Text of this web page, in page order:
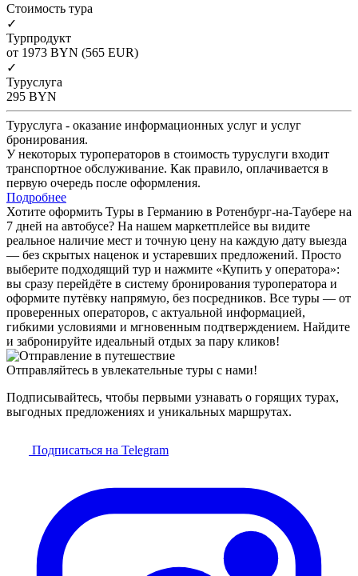
Cтоимость тура
✓
Турпродукт
от 1973 BYN (565 EUR)
✓
Туруслуга
295 BYN
Туруслуга - оказание информационных услуг и услуг
бронирования.
У некоторых туроператоров в стоимость туруслуги входит
транспортное обслуживание. Как правило, оплачивается в
первую очередь после оформления.
Подробнее
Хотите оформить Туры в Германию в Ротенбург-на-Таубере на
7 дней на автобусе? На нашем маркетплейсе вы видите
реальное наличие мест и точную цену на каждую дату выезда
— без скрытых наценок и устаревших предложений. Просто
выберите подходящий тур и нажмите «Купить у оператора»:
вы сразу перейдёте в систему бронирования туроператора и
оформите путёвку напрямую, без посредников. Все туры — от
проверенных операторов, с актуальной информацией,
гибкими условиями и мгновенным подтверждением. Найдите
и забронируйте идеальный отдых за пару кликов!
Отправляйтесь в увлекательные туры с нами!
Подписывайтесь, чтобы первыми узнавать о горящих турах,
выгодных предложениях и уникальных маршрутах.
Подписаться на Telegram